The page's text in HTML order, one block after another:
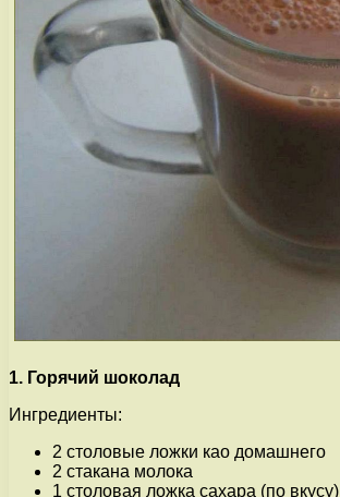
1. Горячий шоколад
Ингредиенты:
2 столовые ложки као домашнего
2 стакана молока
1 столовая ложка сахара (по вкусу)